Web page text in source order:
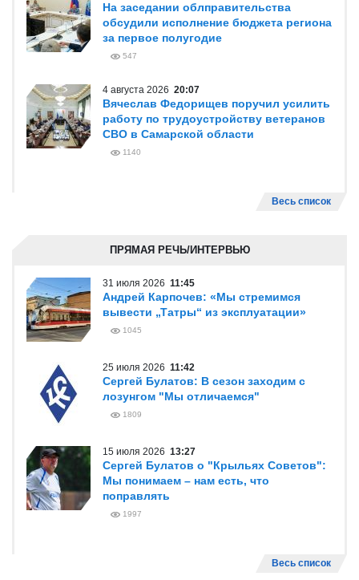
На заседании облправительства
обсудили исполнение бюджета региона
за первое полугодие
547
4 августа 2026 20:07
Вячеслав Федорищев поручил усилить
работу по трудоустройству ветеранов
СВО в Самарской области
1140
Весь список
ПРЯМАЯ РЕЧЬ/ИНТЕРВЬЮ
31 июля 2026 11:45
Андрей Карпочев: «Мы стремимся
вывести „Татры“ из эксплуатации»
1045
25 июля 2026 11:42
Сергей Булатов: В сезон заходим с
лозунгом "Мы отличаемся"
1809
15 июля 2026 13:27
Сергей Булатов о "Крыльях Советов":
Мы понимаем – нам есть, что
поправлять
1997
Весь список